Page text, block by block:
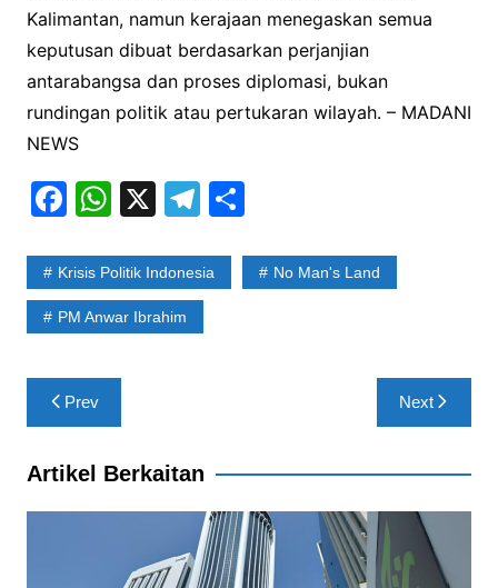
Kalimantan, namun kerajaan menegaskan semua
keputusan dibuat berdasarkan perjanjian
antarabangsa dan proses diplomasi, bukan
rundingan politik atau pertukaran wilayah. – MADANI
NEWS
F
c
e
b
o
o
W
at
s
A
p
X T
e
gr
a
S
ar
Krisis Politik Indonesia No Man's Land
PM Anwar Ibrahim
Post
navigation
Prev Next
Artikel Berkaitan